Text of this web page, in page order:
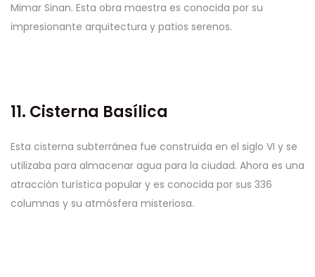
Mimar Sinan. Esta obra maestra es conocida por su
impresionante arquitectura y patios serenos.
11. Cisterna Basílica
Esta cisterna subterránea fue construida en el siglo VI y se
utilizaba para almacenar agua para la ciudad. Ahora es una
atracción turística popular y es conocida por sus 336
columnas y su atmósfera misteriosa.